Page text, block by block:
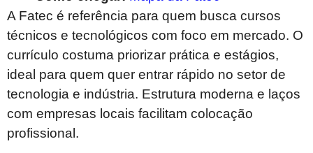
A Fatec é referência para quem busca cursos
técnicos e tecnológicos com foco em mercado. O
currículo costuma priorizar prática e estágios,
ideal para quem quer entrar rápido no setor de
tecnologia e indústria. Estrutura moderna e laços
com empresas locais facilitam colocação
profissional.